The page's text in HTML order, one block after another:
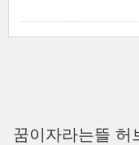
꿈이자라는뜰 허